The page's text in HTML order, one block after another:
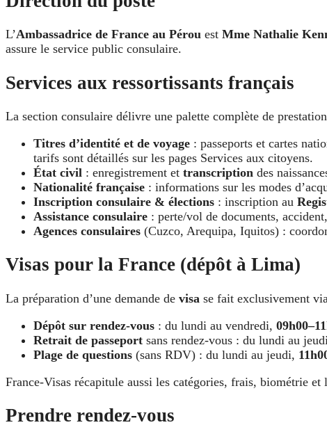
L’Ambassadrice de France au Pérou est Mme Nathalie
assure le service public consulaire.
Services aux ressortissants français
La section consulaire délivre une palette complète de
Titres d’identité et de voyage : passeports et cartes
tarifs sont détaillés sur les pages Services aux citoyens.
État civil : enregistrement et transcription des
Nationalité française : informations sur les modes
Inscription consulaire & élections : inscription au
Assistance consulaire : perte/vol de documents,
Agences consulaires (Cuzco, Arequipa, Iquitos) :
Visas pour la France (dépôt à Lima)
La préparation d’une demande de visa se fait exclusivement via
Dépôt sur rendez-vous : du lundi au vendredi,
Retrait de passeport sans rendez-vous : du lundi au
Plage de questions (sans RDV) : du lundi au jeudi,
France-Visas récapitule aussi les catégories, frais, biométrie et
Prendre rendez-vous